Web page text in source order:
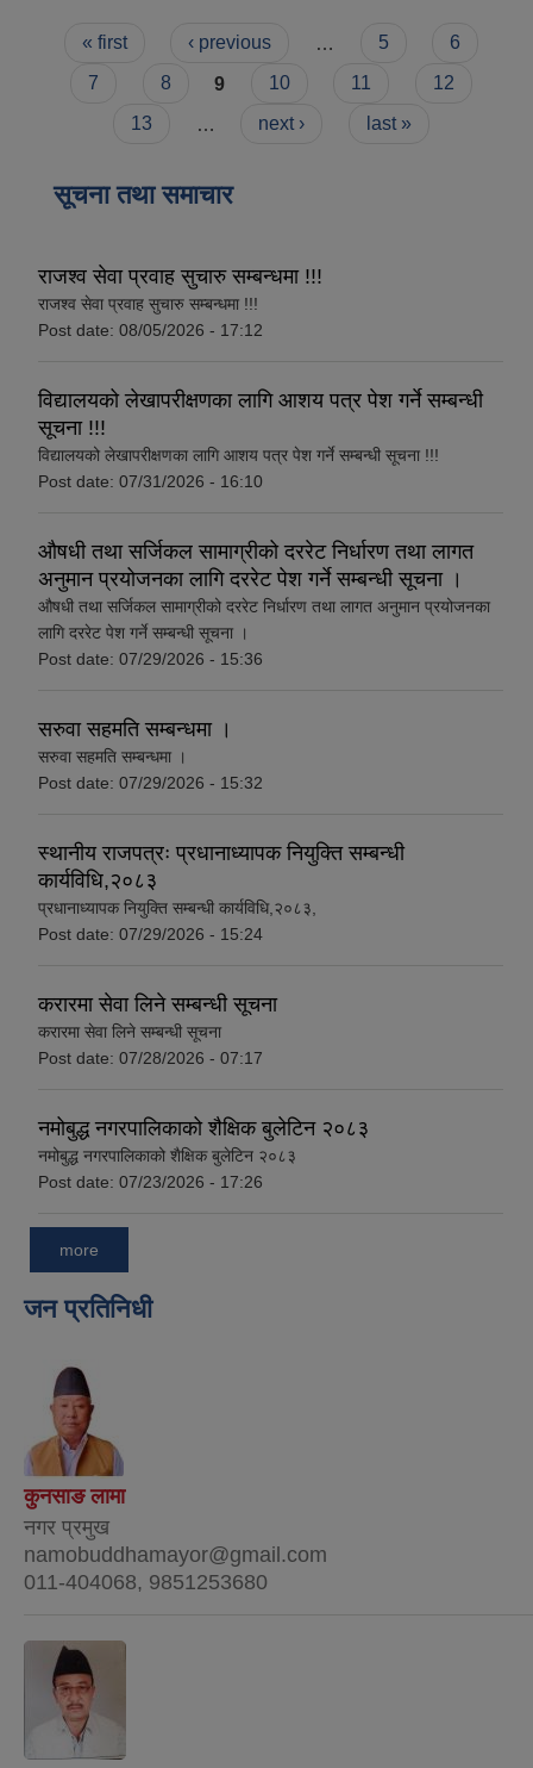
Pages
« first ‹ previous 5
6
7
8 9 10 11
12
13
next › last »
सूचना तथा समाचार
राजश्व सेवा प्रवाह सुचारु सम्बन्धमा !!!
राजश्व सेवा प्रवाह सुचारु सम्बन्धमा !!!
Post date: 08/05/2026 - 17:12
विद्यालयको लेखापरीक्षणका लागि आशय पत्र पेश गर्ने सम्बन्धी
सूचना !!!
विद्यालयको लेखापरीक्षणका लागि आशय पत्र पेश गर्ने सम्बन्धी सूचना !!!
Post date: 07/31/2026 - 16:10
औषधी तथा सर्जिकल सामाग्रीको दररेट निर्धारण तथा लागत
अनुमान प्रयोजनका लागि दररेट पेश गर्ने सम्बन्धी सूचना ।
औषधी तथा सर्जिकल सामाग्रीको दररेट निर्धारण तथा लागत अनुमान प्रयोजनका
लागि दररेट पेश गर्ने सम्बन्धी सूचना ।
Post date: 07/29/2026 - 15:36
सरुवा सहमति सम्बन्धमा ।
सरुवा सहमति सम्बन्धमा ।
Post date: 07/29/2026 - 15:32
स्थानीय राजपत्रः प्रधानाध्यापक नियुक्ति सम्बन्धी
कार्यविधि,२०८३
प्रधानाध्यापक नियुक्ति सम्बन्धी कार्यविधि,२०८३,
Post date: 07/29/2026 - 15:24
करारमा सेवा लिने सम्बन्धी सूचना
करारमा सेवा लिने सम्बन्धी सूचना
Post date: 07/28/2026 - 07:17
नमोबुद्ध नगरपालिकाको शैक्षिक बुलेटिन २०८३
नमोबुद्ध नगरपालिकाको शैक्षिक बुलेटिन २०८३
Post date: 07/23/2026 - 17:26
more
जन प्रतिनिधी
कुनसाङ लामा
नगर प्रमुख
namobuddhamayor@gmail.com
011-404068, 9851253680